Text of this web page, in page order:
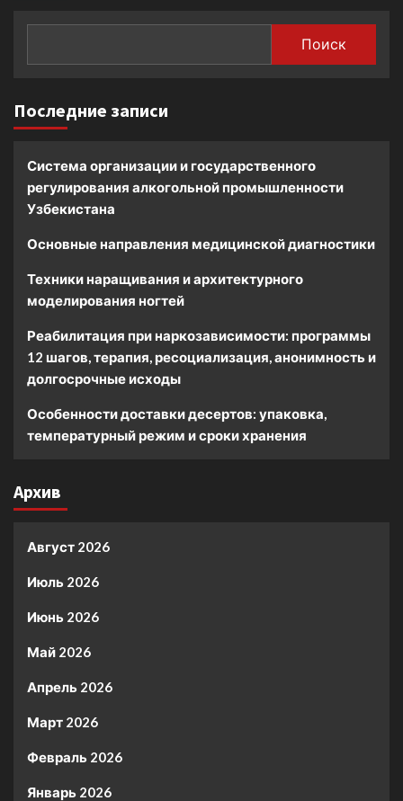
Поиск
Последние записи
Система организации и государственного
регулирования алкогольной промышленности
Узбекистана
Основные направления медицинской диагностики
Техники наращивания и архитектурного
моделирования ногтей
Реабилитация при наркозависимости: программы
12 шагов, терапия, ресоциализация, анонимность и
долгосрочные исходы
Особенности доставки десертов: упаковка,
температурный режим и сроки хранения
Архив
Август 2026
Июль 2026
Июнь 2026
Май 2026
Апрель 2026
Март 2026
Февраль 2026
Январь 2026